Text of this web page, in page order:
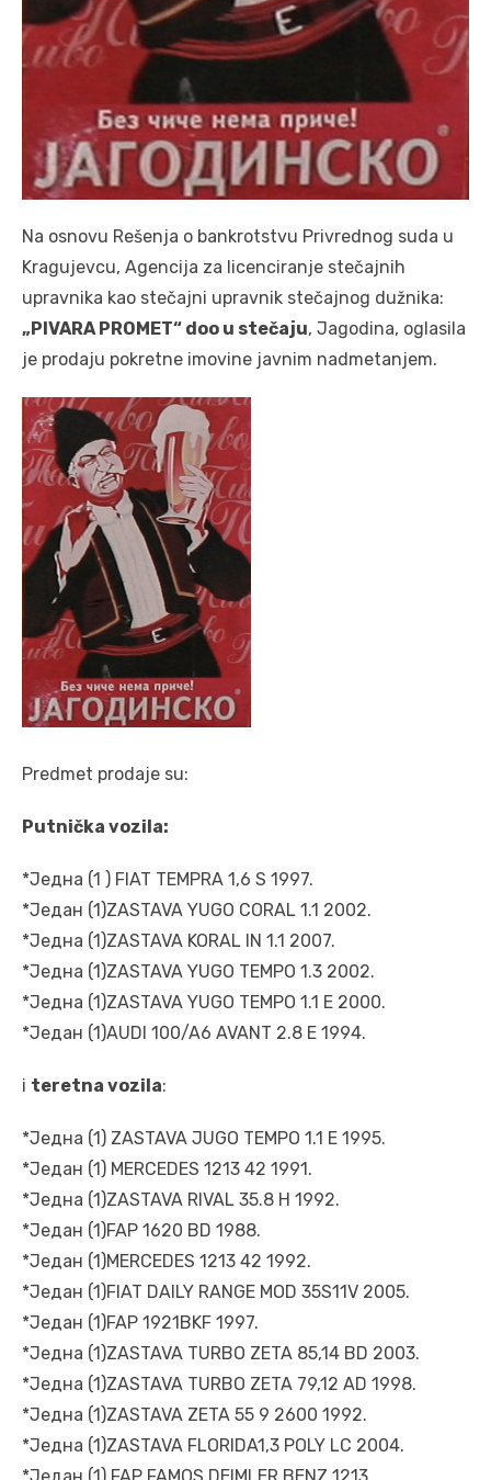
Na osnovu Rešenja o bankrotstvu Privrednog suda u
Kragujevcu, Agencija za licenciranje stečajnih
upravnika kao stečajni upravnik stečajnog dužnika:
„PIVARA PROMET“ doo u stečaju, Jagodina, oglasila
je prodaju pokretne imovine javnim nadmetanjem.
Predmet prodaje su:
Putnička vozila:
*Једна (1 ) FIAT TEMPRA 1,6 S 1997.
*Један (1)ZASTAVA YUGO CORAL 1.1 2002.
*Једна (1)ZASTAVA KORAL IN 1.1 2007.
*Једна (1)ZASTAVA YUGO TEMPO 1.3 2002.
*Једна (1)ZASTAVA YUGO TEMPO 1.1 E 2000.
*Један (1)AUDI 100/A6 AVANT 2.8 E 1994.
i teretna vozila:
*Једна (1) ZASTAVA JUGO TEMPO 1.1 E 1995.
*Један (1) MERCEDES 1213 42 1991.
*Једна (1)ZASTAVA RIVAL 35.8 H 1992.
*Један (1)FAP 1620 BD 1988.
*Један (1)MERCEDES 1213 42 1992.
*Један (1)FIAT DAILY RANGE MOD 35S11V 2005.
*Један (1)FAP 1921BKF 1997.
*Једна (1)ZASTAVA TURBO ZETA 85,14 BD 2003.
*Једна (1)ZASTAVA TURBO ZETA 79,12 AD 1998.
*Једна (1)ZASTAVA ZETA 55 9 2600 1992.
*Једна (1)ZASTAVA FLORIDA1,3 POLY LC 2004.